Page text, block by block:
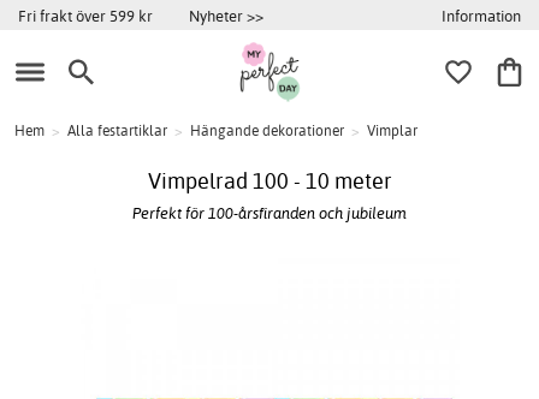
Fri frakt över 599 kr Nyheter >> Information
Hem > Alla festartiklar > Hängande dekorationer > Vimplar
Vimpelrad 100 - 10 meter
Perfekt för 100-årsfiranden och jubileum